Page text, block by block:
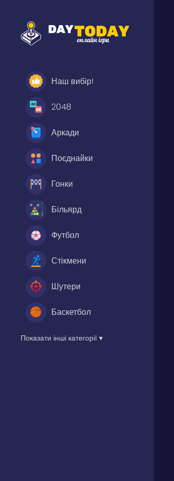
Наш вибір!
2048
Аркади
Поєднайки
Гонки
Більярд
Футбол
Стікмени
Шутери
Баскетбол
Показати інші категорії ▾